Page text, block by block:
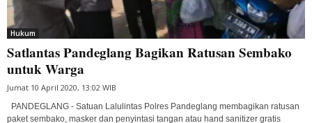
Hukum
Satlantas Pandeglang Bagikan Ratusan Sembako
untuk Warga
Jumat 10 April 2020, 13:02 WIB
PANDEGLANG - Satuan Lalulintas Polres Pandeglang membagikan ratusan
paket sembako, masker dan penyintasi tangan atau hand sanitizer gratis